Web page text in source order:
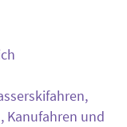
Kanufahren und